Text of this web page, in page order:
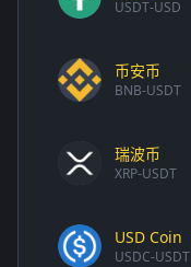
USDT-USD
币安币
BNB-USDT
瑞波币
XRP-USDT
USD Coin
USDC-USDT